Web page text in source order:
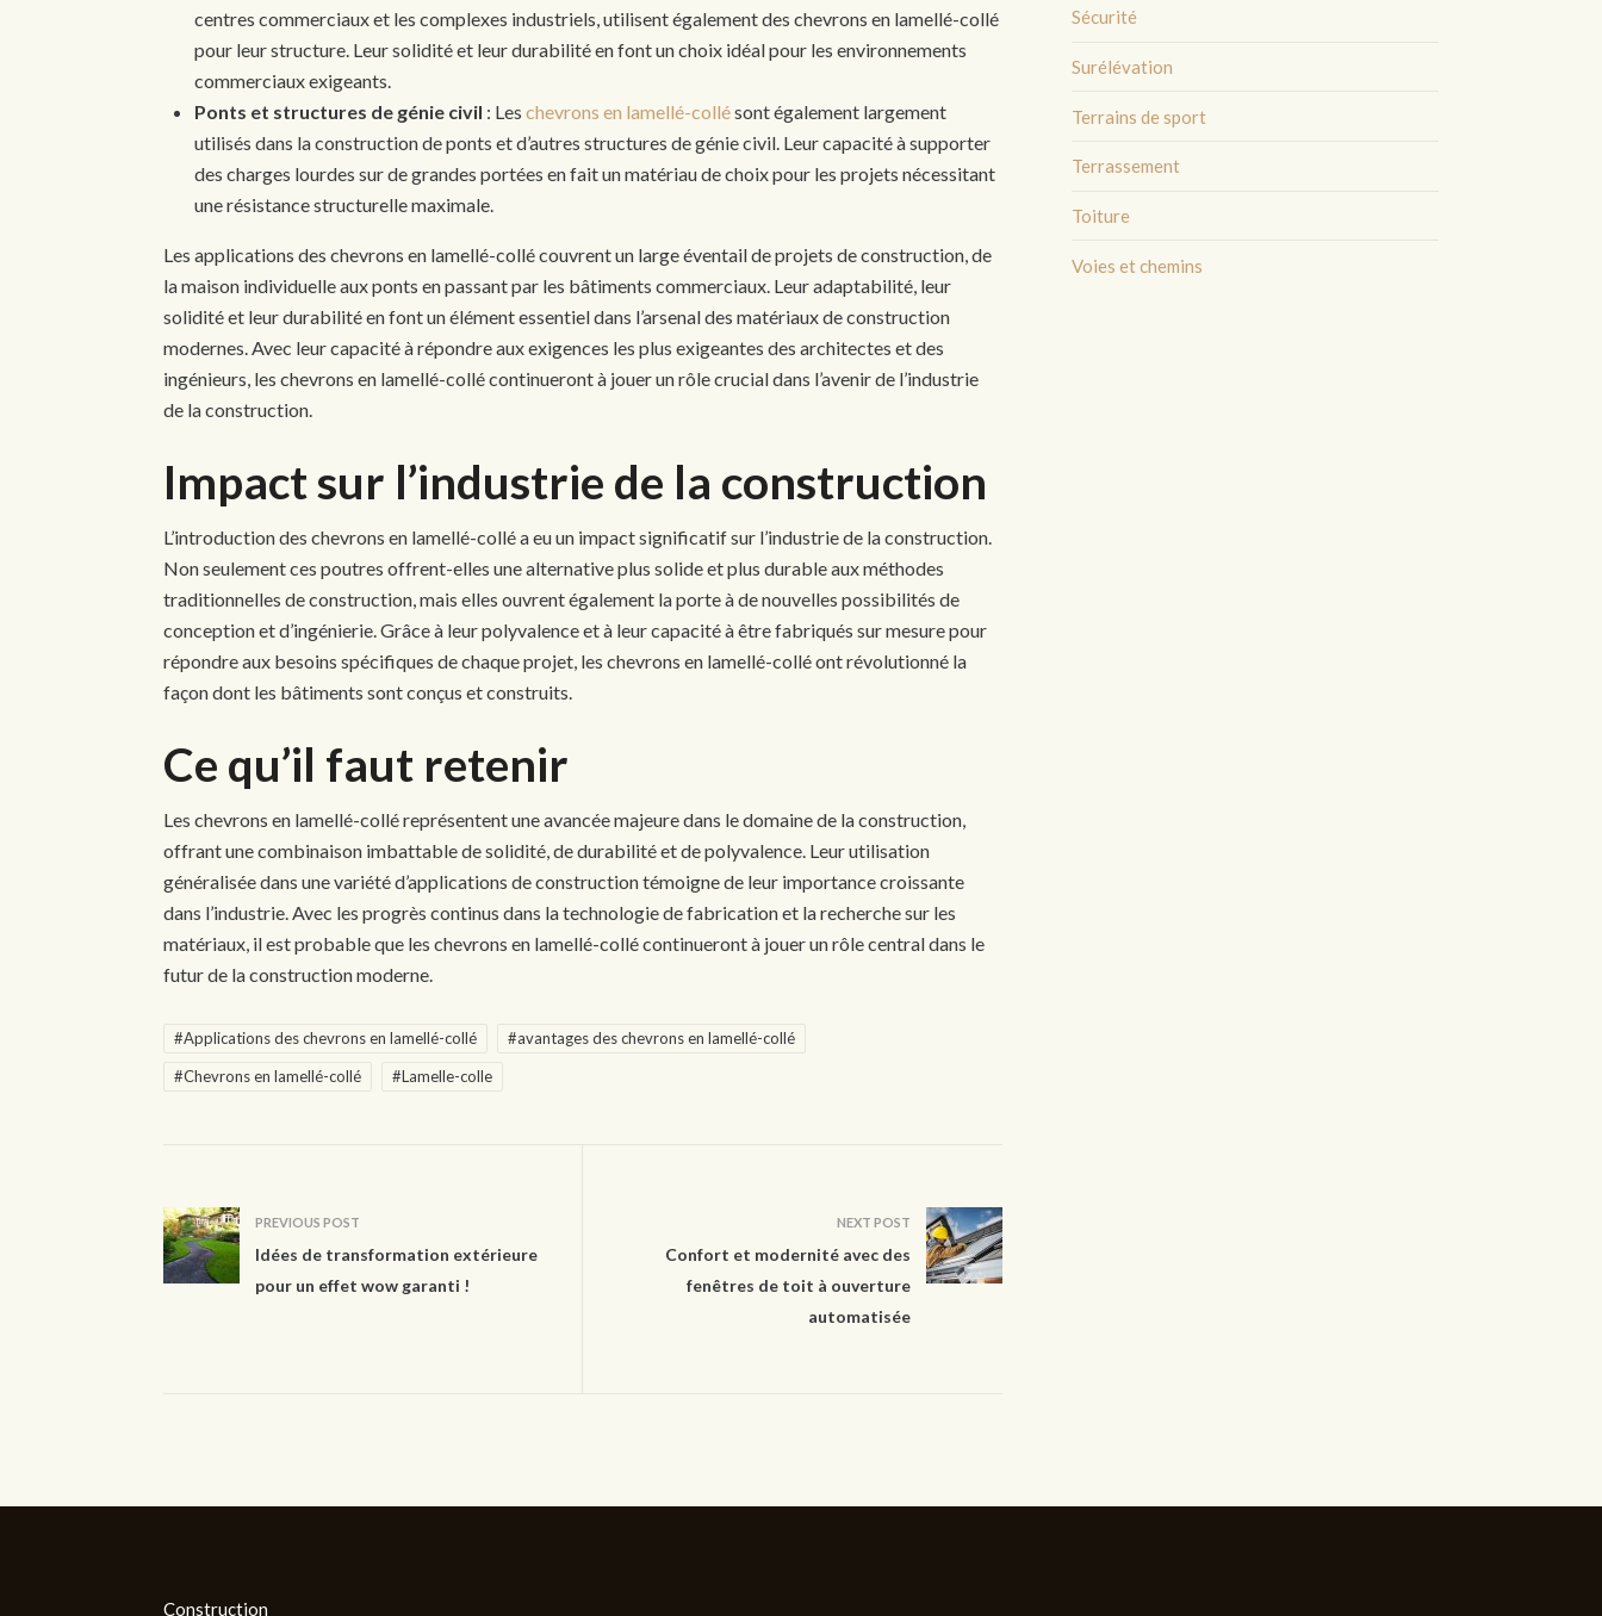
centres commerciaux et les complexes industriels, utilisent également des chevrons en lamellé-collé
pour leur structure. Leur solidité et leur durabilité en font un choix idéal pour les environnements
commerciaux exigeants.
Ponts et structures de génie civil : Les chevrons en lamellé-collésont également largement
utilisés dans la construction de ponts et d’autres structures de génie civil. Leur capacité à supporter
des charges lourdes sur de grandes portées en fait un matériau de choix pour les projets nécessitant
une résistance structurelle maximale.
Les applications des chevrons en lamellé-collé couvrent un large éventail de projets de construction, de
la maison individuelle aux ponts en passant par les bâtiments commerciaux. Leur adaptabilité, leur
solidité et leur durabilité en font un élément essentiel dans l’arsenal des matériaux de construction
modernes. Avec leur capacité à répondre aux exigences les plus exigeantes des architectes et des
ingénieurs, les chevrons en lamellé-collé continueront à jouer un rôle crucial dans l’avenir de l’industrie
de la construction.
Impact sur l’industrie de la construction
L’introduction des chevrons en lamellé-collé a eu un impact significatif sur l’industrie de la construction.
Non seulement ces poutres offrent-elles une alternative plus solide et plus durable aux méthodes
traditionnelles de construction, mais elles ouvrent également la porte à de nouvelles possibilités de
conception et d’ingénierie. Grâce à leur polyvalence et à leur capacité à être fabriqués sur mesure pour
répondre aux besoins spécifiques de chaque projet, les chevrons en lamellé-collé ont révolutionné la
façon dont les bâtiments sont conçus et construits.
Ce qu’il faut retenir
Les chevrons en lamellé-collé représentent une avancée majeure dans le domaine de la construction,
offrant une combinaison imbattable de solidité, de durabilité et de polyvalence. Leur utilisation
généralisée dans une variété d’applications de construction témoigne de leur importance croissante
dans l’industrie. Avec les progrès continus dans la technologie de fabrication et la recherche sur les
matériaux, il est probable que les chevrons en lamellé-collé continueront à jouer un rôle central dans le
futur de la construction moderne.
#Applications des chevrons en lamellé-collé
#avantages des chevrons en lamellé-collé
#Chevrons en lamellé-collé
#Lamelle-colle
PREVIOUS POST
Idées de transformation extérieure
pour un effet wow garanti !
NEXT POST
Confort et modernité avec des
fenêtres de toit à ouverture
automatisée
Sécurité
Surélévation
Terrains de sport
Terrassement
Toiture
Voies et chemins
Construction